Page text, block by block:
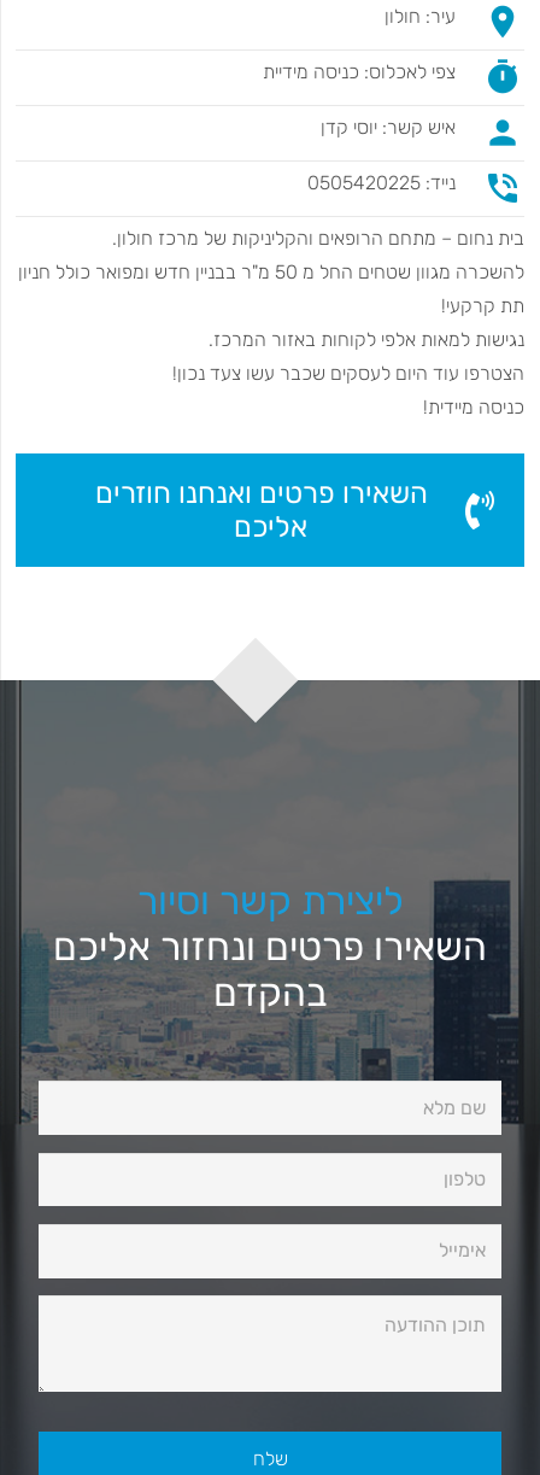
place עיר: חולון
timer צפי לאכלוס: כניסה מידיית
person איש קשר: יוסי קדן
phone_in_talk נייד: 0505420225
בית נחום – מתחם הרופאים והקליניקות של מרכז חולון.
להשכרה מגוון שטחים החל מ 50 מ"ר בבניין חדש ומפואר כולל חניון
תת קרקעי!
נגישות למאות אלפי לקוחות באזור המרכז.
הצטרפו עוד היום לעסקים שכבר עשו צעד נכון!
כניסה מיידית!
השאירו פרטים ואנחנו חוזרים
אליכם
ליצירת קשר וסיור
השאירו פרטים ונחזור אליכם
בהקדם